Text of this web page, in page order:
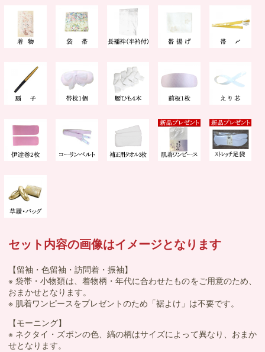
セット内容の画像はイメージとなります
【留袖・色留袖・訪問着・振袖】
※ 袋帯・小物類は、着物柄・年代に合わせたものをご用意のため、
おまかせとなります。
※ 肌着ワンピースをプレゼントのため「裾よけ」は不要です。
【モーニング】
※ ネクタイ・ズボンの色、縞の柄はサイズによって異なり、おまか
せとなります。